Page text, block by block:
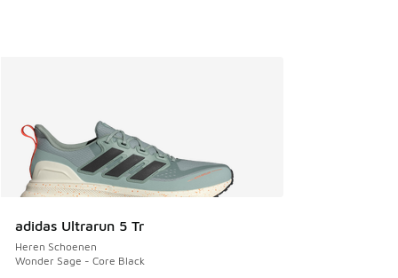
adidas Ultrarun 5 Tr
Heren Schoenen
Wonder Sage - Core Black